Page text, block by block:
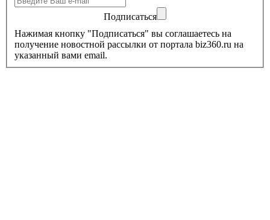
Подписаться
Нажимая кнопку "Подписаться" вы соглашаетесь на
получение новостной рассылки от портала biz360.ru на
указанный вами email.